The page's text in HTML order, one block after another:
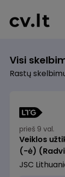
Visi
Rastų
prieš 9 val.
Veiklos
(-ė)
JSC